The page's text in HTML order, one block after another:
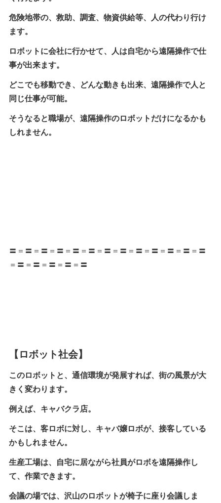
危険地帯の、救助、調査、物資供給等、人の代わり行け
ます。
ロボットに会社に行かせて、人は自宅から遠隔操作で仕
事が出来ます。
どこでも移動でき、どんな動きも出来、遠隔操作で人と
同じ仕事が可能。
そうなると職場が、遠隔操作のロボットだけになるかも
しれません。
〓＝〓＝〓＝〓＝〓＝〓＝〓＝〓＝〓＝〓＝〓＝〓＝〓
＝〓＝〓＝〓＝〓＝〓
【ロボット社会】
このロボットと、通信環境が発展すれば、街の風景が大
きく変わります。
例えば、キャバクラ店。
そこは、客ロボに対し、キャバ嬢ロボが、接客している
かもしれません。
生産工場は、自宅に居ながら社員がロボを遠隔操作し
て、作業できます。
会議の場では、沢山のロボットが椅子に座り会議しま